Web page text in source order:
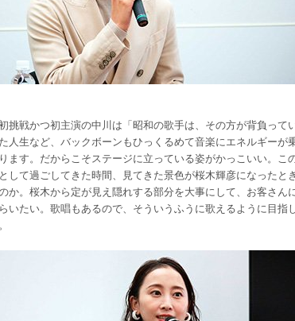
挑戦かつ初主演の中川は「昭和の歌手は、その方が背負って
人生など、バックボーンもひっくるめて音楽にエネルギーが
ます。だからこそステージに立っている姿がかっこいい。こ
して過ごしてきた時間、見てきた景色が桜木輝彦になったと
か。桜木から定が見え隠れする部分を大事にして、お客さん
いたい。歌唱もあるので、そういうふうに歌えるように目指